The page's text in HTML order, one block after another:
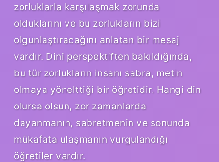
zorluklarla karşılaşmak zorunda
olduklarını ve bu zorlukların bizi
olgunlaştıracağını anlatan bir mesaj
vardır. Dini perspektiften bakıldığında,
bu tür zorlukların insanı sabra, metin
olmaya yönelttiği bir öğretidir. Hangi din
olursa olsun, zor zamanlarda
dayanmanın, sabretmenin ve sonunda
mükafata ulaşmanın vurgulandığı
öğretiler vardır.